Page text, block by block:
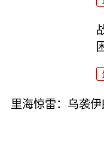
里海惊雷：乌袭